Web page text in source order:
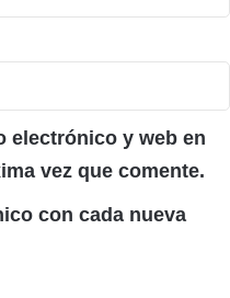
electrónico y web en
vez que comente.
con cada nueva